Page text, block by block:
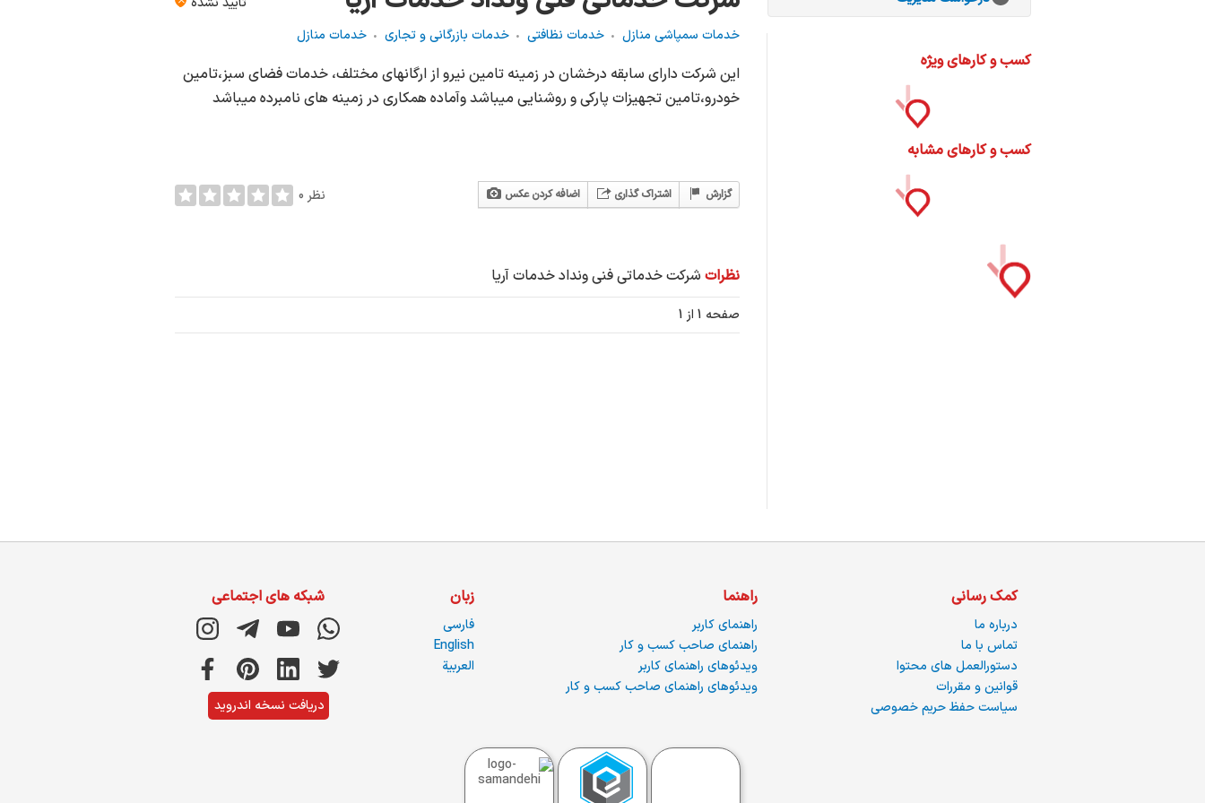
خدمات سمپاشی منازل
خدمات نظافتی خدمات بازرگانی و تجاری خدمات منازل
این شرکت دارای سابقه درخشان در زمینه تامین نیرو از ارگانهای مختلف، خدمات فضای سبز،تامین
خودرو،تامین تجهیزات پارکی و روشنایی میباشد وآماده همکاری در زمینه های نامبرده میباشد
اضافه کردن عکس اشتراک گذاری گزارش 0 نظر
نظرات شرکت خدماتی فنی ونداد خدمات آریا
صفحه 1 از 1
کسب و کارهای ویژه
کسب و کارهای مشابه
کمک رسانی
درباره ما
تماس با ما
دستورالعمل های محتوا
قوانین و مقررات
سیاست حفظ حریم خصوصی
راهنما
راهنمای کاربر
راهنمای صاحب کسب و کار
ویدئوهای راهنمای کاربر
ویدئوهای راهنمای صاحب کسب و کار
زبان
فارسی
English
العربية
شبکه های اجتماعی
دریافت نسخه اندروید